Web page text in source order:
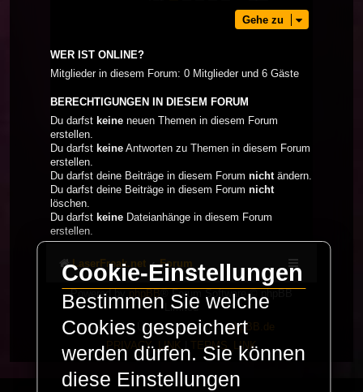
Gehe zu
WER IST ONLINE?
Mitglieder in diesem Forum: 0 Mitglieder und 6 Gäste
BERECHTIGUNGEN IN DIESEM FORUM
Du darfst keine neuen Themen in diesem Forum
erstellen.
Du darfst keine Antworten zu Themen in diesem Forum
erstellen.
Du darfst deine Beiträge in diesem Forum nichtändern.
Du darfst deine Beiträge in diesem Forum nicht
löschen.
Du darfst keine Dateianhänge in diesem Forum
erstellen.
LaserFreak.net Forum
Powered by phpBB
® Forum Software © phpBB
Limited
Deutsche Übersetzung durchphpBB.de
PRIVACY_LINK
TERMS_LINK
Cookie-Einstellungen
Bestimmen Sie welche
Cookies gespeichert
werden dürfen. Sie können
diese Einstellungen